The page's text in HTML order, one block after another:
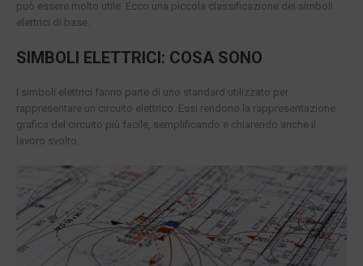
può essere molto utile. Ecco una piccola classificazione dei simboli
elettrici di base.
SIMBOLI ELETTRICI: COSA SONO
I simboli elettrici fanno parte di uno standard utilizzato per
rappresentare un circuito elettrico. Essi rendono la rappresentazione
grafica del circuito più facile, semplificando e chiarendo anche il
lavoro svolto.